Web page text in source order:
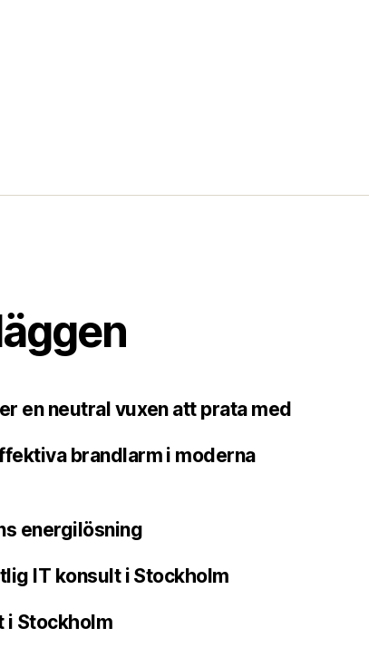
en neutral vuxen att prata med
brandlarm i moderna
energilösning
IT konsult i Stockholm
i Stockholm